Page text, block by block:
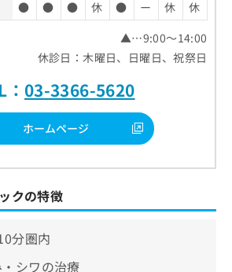
● ● ● 休 ● ー 休
休
▲…9:00～14:00
休診日：木曜日、日曜日、祝祭日
03-3366-5620
ホームページ
クの特徴
分圏内
シワの治療